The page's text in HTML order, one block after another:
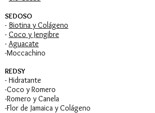
SEDOSO
- Biotina y Colágeno
- Coco y Jengibre
- Aguacate
-Moccachino
REDSY
- Hidratante
-Coco y Romero
-Romero y Canela
-Flor de Jamaica y Colágeno